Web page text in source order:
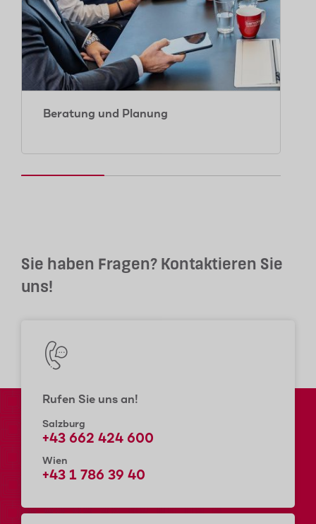
Beratung und Planung
Sie haben Fragen? Kontaktieren Sie
uns!
Rufen Sie uns an!
Salzburg
+43 662 424 600
Wien
+43 1 786 39 40